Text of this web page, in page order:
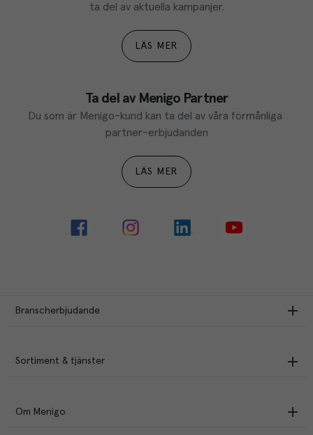
ta del av aktuella kampanjer.
LÄS MER
Ta del av Menigo Partner
Du som är Menigo-kund kan ta del av våra förmånliga
partner-erbjudanden
LÄS MER
Branscherbjudande
Sortiment & tjänster
Om Menigo